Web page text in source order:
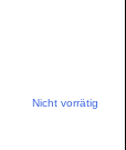
Nicht vorrätig